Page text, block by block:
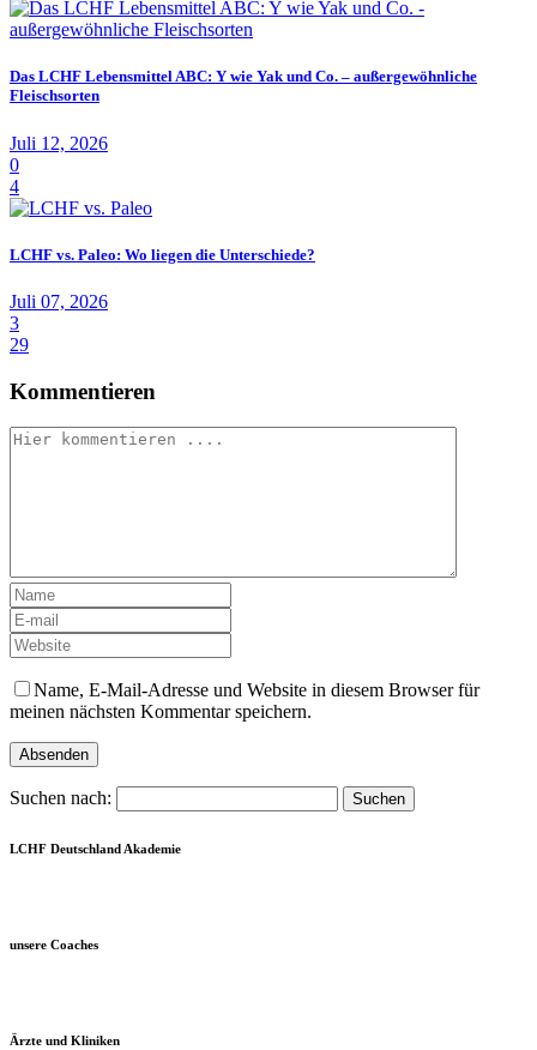
Das LCHF Lebensmittel ABC: Y wie Yak und Co. – außergewöhnliche
Fleischsorten
Juli 12, 2026
0
4
LCHF vs. Paleo: Wo liegen die Unterschiede?
Juli 07, 2026
3
29
Kommentieren
Name, E-Mail-Adresse und Website in diesem Browser für
meinen nächsten Kommentar speichern.
Suchen nach:
LCHF Deutschland Akademie
unsere Coaches
Ärzte und Kliniken